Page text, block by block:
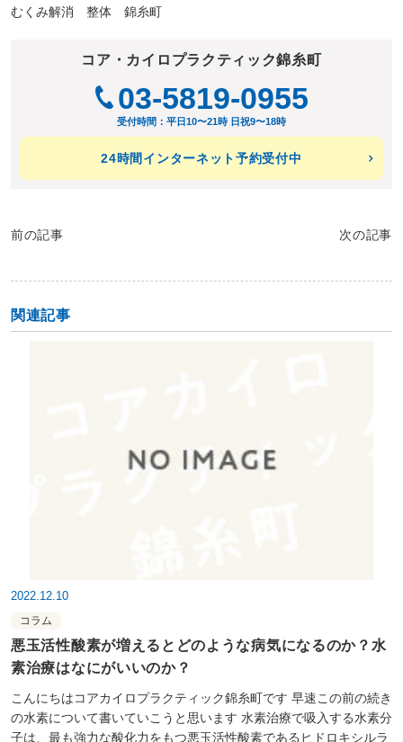
むくみ解消 整体 錦糸町
コア・カイロプラクティック錦糸町
03-5819-0955
受付時間：平日10〜21時 日祝9〜18時
24時間インターネット予約受付中
前の記事 次の記事
関連記事
2022.12.10
コラム
悪玉活性酸素が増えるとどのような病気になるのか？水
素治療はなにがいいのか？
こんにちはコアカイロプラクティック錦糸町です 早速この前の続き
の水素について書いていこうと思います 水素治療で吸入する水素分
子は、最も強力な酸化力をもつ悪玉活性酸素であるヒドロキシルラ